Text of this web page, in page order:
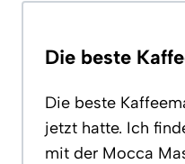
Die beste
Die beste
jetzt hatte. Ich
mit der Mocca